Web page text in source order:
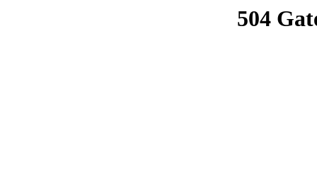
504